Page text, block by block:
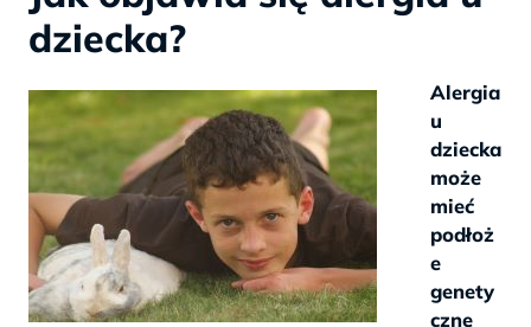
dziecka?
Alergia
u
dziecka
może
mieć
podłoż
e
genety
czne